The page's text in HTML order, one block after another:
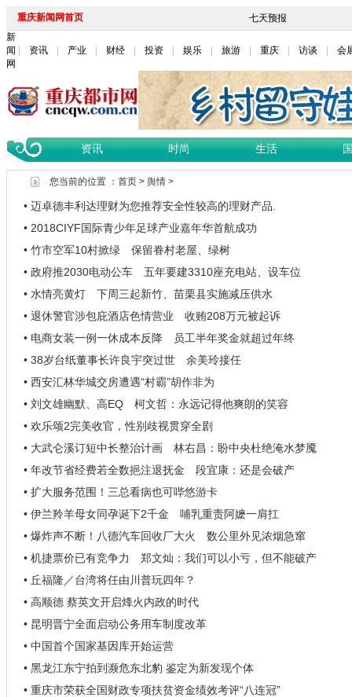
重庆新闻网首页
新
闻
网
资讯 产业 财经 投资 娱乐 旅游 重庆 访谈 会
资讯 时尚 生活
您当前的位置 ： 首页> 舆情>
• 迈卓德丰利达理财为您推荐安全性较高的理财产品.
• 2018CIYF国际青少年足球产业嘉年华首航成功
• 竹市空军10村掀绿 保留眷村老屋、绿树
• 政府推2030电动公车 五年要建3310座充电站、设车位
• 水情亮黄灯 下周三起新竹、苗栗县实施减压供水
• 退休警官涉包庇酒店色情营业 收贿208万元被起诉
• 电商女装一例一休成本反降 员工半年奖金就超过年终
• 38岁台纸董事长许良宇突过世 余美玲接任
• 西安汇林华城交房遭遇“村霸”胡作非为
• 刘文雄幽默、高EQ 柯文哲：永远记得他爽朗的笑容
• 欢乐颂2完美收官，性别歧视贯穿全剧
• 大武仑溪订短中长整治计画 林右昌：盼中央杜绝淹水梦魇
• 年改节省经费若全数挹注退抚金 段宜康：还是会破产
• 扩大服务范围！三总看病也可哔悠游卡
• 伊兰羚羊母女同孕诞下2千金 哺乳重责阿嬷一肩扛
• 爆炸声不断！八德汽车回收厂大火 数公里外见浓烟急窜
• 机捷票价已有竞争力 郑文灿：我们可以小亏，但不能破产
• 丘福隆／台湾将任由川普玩四年？
• 高顺德 蔡英文开启烽火内政的时代
• 昆明晋宁全面启动公务用车制度改革
• 中国首个国家基因库开始运营
• 黑龙江东宁拍到濒危东北豹 鉴定为新发现个体
• 重庆市荣获全国财政专项扶贫资金绩效考评“八连冠”